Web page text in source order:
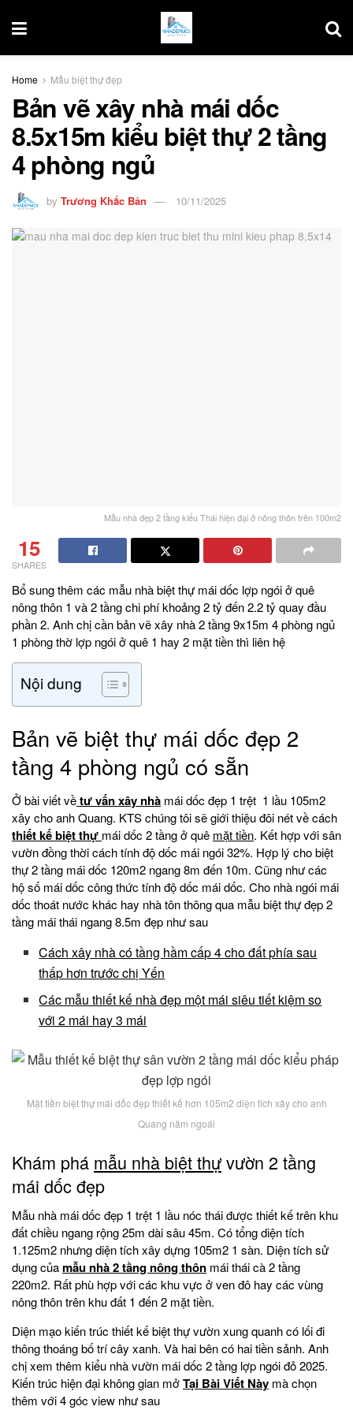
Home Mẫu biệt thự đẹp
Bản vẽ xây nhà mái dốc
8.5x15m kiểu biệt thự 2 tầng
4 phòng ngủ
by Trương Khắc Bản 10/11/2025
Mẫu nhà đẹp 2 tầng kiểu Thái hiện đại ở nông thôn trên 100m2
15
SHARES
Bổ sung thêm các mẫu nhà biệt thự mái dốc lợp ngói ở quê
nông thôn 1 và 2 tầng chi phí khoảng 2 tỷ đến 2.2 tỷ quay đầu
phần 2. Anh chị cần bản vẽ xây nhà 2 tầng 9x15m 4 phòng ngủ
1 phòng thờ lợp ngói ở quê 1 hay 2 mặt tiền thì liên hệ
Nội dung
Bản vẽ biệt thự mái dốc đẹp 2
tầng 4 phòng ngủ có sẵn
Ở bài viết vềtư vấn xây nhà mái dốc đẹp 1 trệt 1 lầu 105m2
xây cho anh Quang. KTS chúng tôi sẽ giới thiệu đôi nét về cách
thiết kế biệt thự mái dốc 2 tầng ở quê mặt tiền. Kết hợp với sân
vườn đồng thời cách tính độ dốc mái ngói 32%. Hợp lý cho biệt
thự 2 tầng mái dốc 120m2 ngang 8m đến 10m. Cũng như các
hộ số mái dốc công thức tính độ dốc mái dốc. Cho nhà ngói mái
dốc thoát nước khác hay nhà tôn thông qua mẫu biệt thự đẹp 2
tầng mái thái ngang 8.5m đẹp như sau
Cách xây nhà có tầng hầm cấp 4 cho đất phía sau
thấp hơn trước chị Yến
Các mẫu thiết kế nhà đẹp một mái siêu tiết kiệm so
với 2 mái hay 3 mái
Mặt tiền biệt thự mái dốc đẹp thiết kế hơn 105m2 diện tích xây cho anh
Quang năm ngoái
Khám phá mẫu nhà biệt thựvườn 2 tầng
mái dốc đẹp
Mẫu nhà mái dốc đẹp 1 trệt 1 lầu nóc thái được thiết kế trên khu
đất chiều ngang rộng 25m dài sâu 45m. Có tổng diện tích
1.125m2 nhưng diện tích xây dựng 105m2 1 sàn. Diện tích sử
dụng củamẫu nhà 2 tầng nông thôn mái thái cà 2 tầng
220m2. Rất phù hợp với các khu vực ở ven đô hay các vùng
nông thôn trên khu đất 1 đến 2 mặt tiền.
Diện mạo kiến trúc thiết kế biệt thự vườn xung quanh có lối đi
thông thoáng bố trí cây xanh. Và hai bên có hai tiền sảnh. Anh
chị xem thêm kiểu nhà vườn mái dốc 2 tầng lợp ngói đỏ 2025.
Kiến trúc hiện đại không gian mởTại Bài Viết Này mà chọn
thêm với 4 góc view như sau